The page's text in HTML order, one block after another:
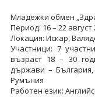
Младежки обмен
Период: 16 – 22 август
Локация: Искар,
Участници: 7
възраст 18 – 30
държави – България,
Румъния
Работен език: